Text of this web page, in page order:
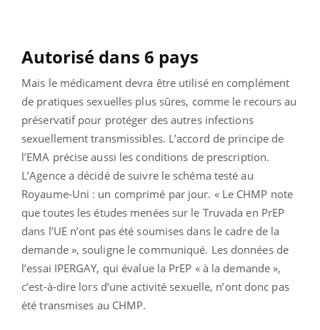
Autorisé dans 6 pays
Mais le médicament devra être utilisé en complément
de pratiques sexuelles plus sûres, comme le recours au
préservatif pour protéger des autres infections
sexuellement transmissibles. L’accord de principe de
l’EMA précise aussi les conditions de prescription.
L’Agence a décidé de suivre le schéma testé au
Royaume-Uni : un comprimé par jour. « Le CHMP note
que toutes les études menées sur le Truvada en PrEP
dans l’UE n’ont pas été soumises dans le cadre de la
demande », souligne le communiqué. Les données de
l’essai IPERGAY, qui évalue la PrEP « à la demande »,
c’est-à-dire lors d’une activité sexuelle, n’ont donc pas
été transmises au CHMP.